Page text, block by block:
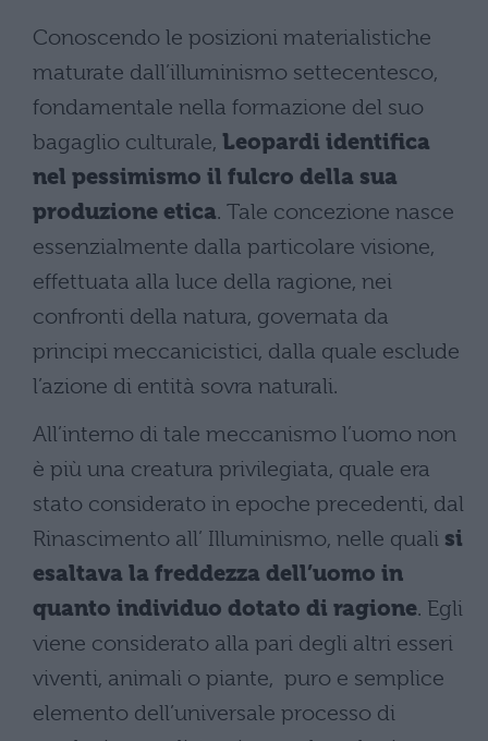
Conoscendo le posizioni materialistiche
maturate dall’illuminismo settecentesco,
fondamentale nella formazione del suo
bagaglio culturale, Leopardi identifica
nel pessimismo il fulcro della sua
produzione etica. Tale concezione nasce
essenzialmente dalla particolare visione,
effettuata alla luce della ragione, nei
confronti della natura, governata da
principi meccanicistici, dalla quale esclude
l’azione di entità sovra naturali.
All’interno di tale meccanismo l’uomo non
è più una creatura privilegiata, quale era
stato considerato in epoche precedenti, dal
Rinascimento all’ Illuminismo, nelle quali si
esaltava la freddezza dell’uomo in
quanto individuo dotato di ragione. Egli
viene considerato alla pari degli altri esseri
viventi, animali o piante, puro e semplice
elemento dell’universale processo di